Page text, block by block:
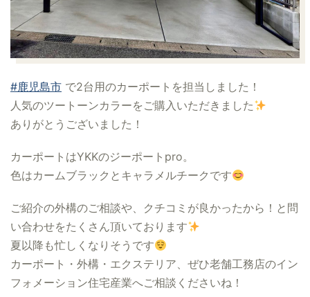
#鹿児島市 で2台用のカーポートを担当しました！
人気のツートーンカラーをご購入いただきました
ありがとうございました！
カーポートはYKKのジーポートpro。
色はカームブラックとキャラメルチークです
ご紹介の外構のご相談や、クチコミが良かったから！と問
い合わせをたくさん頂いております
夏以降も忙しくなりそうです
カーポート・外構・エクステリア、ぜひ老舗工務店のイン
フォメーション住宅産業へご相談くださいね！